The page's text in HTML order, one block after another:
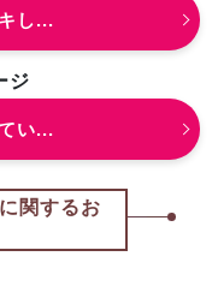
し...
ジ
い...
関するお